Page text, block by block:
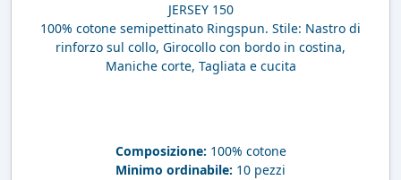
JERSEY 150
100% cotone semipettinato Ringspun. Stile: Nastro di
rinforzo sul collo, Girocollo con bordo in costina,
Maniche corte, Tagliata e cucita
Composizione: 100% cotone
Minimo ordinabile: 10 pezzi